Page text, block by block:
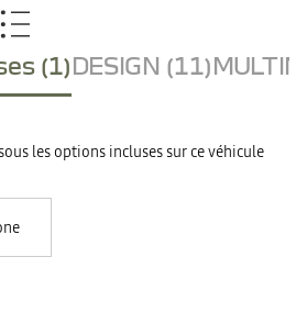
(1)DESIGN (11)
les options incluses sur ce véhicule